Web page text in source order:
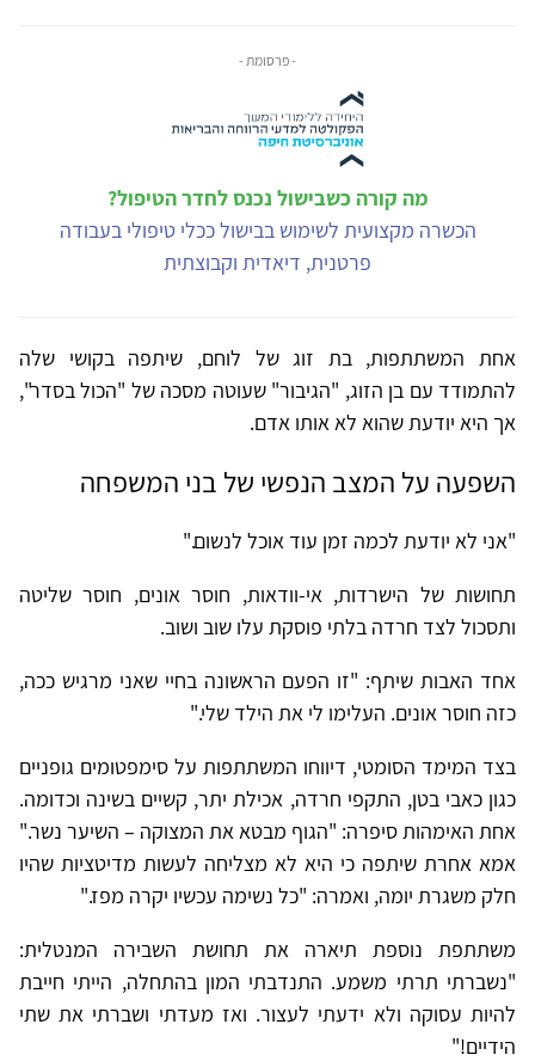
- פרסומת -
מה קורה כשבישול נכנס לחדר הטיפול?
הכשרה מקצועית לשימוש בבישול ככלי טיפולי בעבודה
פרטנית, דיאדית וקבוצתית
אחת המשתתפות, בת זוג של לוחם, שיתפה בקושי שלה
להתמודד עם בן הזוג, "הגיבור" שעוטה מסכה של "הכול בסדר",
אך היא יודעת שהוא לא אותו אדם.
השפעה על המצב הנפשי של בני המשפחה
"אני לא יודעת לכמה זמן עוד אוכל לנשום."
תחושות של הישרדות, אי-וודאות, חוסר אונים, חוסר שליטה
ותסכול לצד חרדה בלתי פוסקת עלו שוב ושוב.
אחד האבות שיתף: "זו הפעם הראשונה בחיי שאני מרגיש ככה,
כזה חוסר אונים. העלימו לי את הילד שלי."
בצד המימד הסומטי, דיווחו המשתתפות על סימפטומים גופניים
כגון כאבי בטן, התקפי חרדה, אכילת יתר, קשיים בשינה וכדומה.
אחת האימהות סיפרה: "הגוף מבטא את המצוקה – השיער נשר."
אמא אחרת שיתפה כי היא לא מצליחה לעשות מדיטציות שהיו
חלק משגרת יומה, ואמרה: "כל נשימה עכשיו יקרה מפז."
משתתפת נוספת תיארה את תחושת השבירה המנטלית:
"נשברתי תרתי משמע. התנדבתי המון בהתחלה, הייתי חייבת
להיות עסוקה ולא ידעתי לעצור. ואז מעדתי ושברתי את שתי
הידיים!"